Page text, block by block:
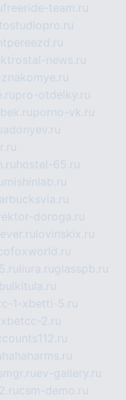
freeride-team.ru
news.ru
pro-otdelky.ru
porno-vk.ru
adonyev.ru
hostel-65.ru
mishinlab.ru
doroga.ru
lovinskix.ru
liura.ruglasspb.ru
bulkitula.ru
1-xbetti-5.ru
2.ru
ev-gallery.ru
csm-demo.ru